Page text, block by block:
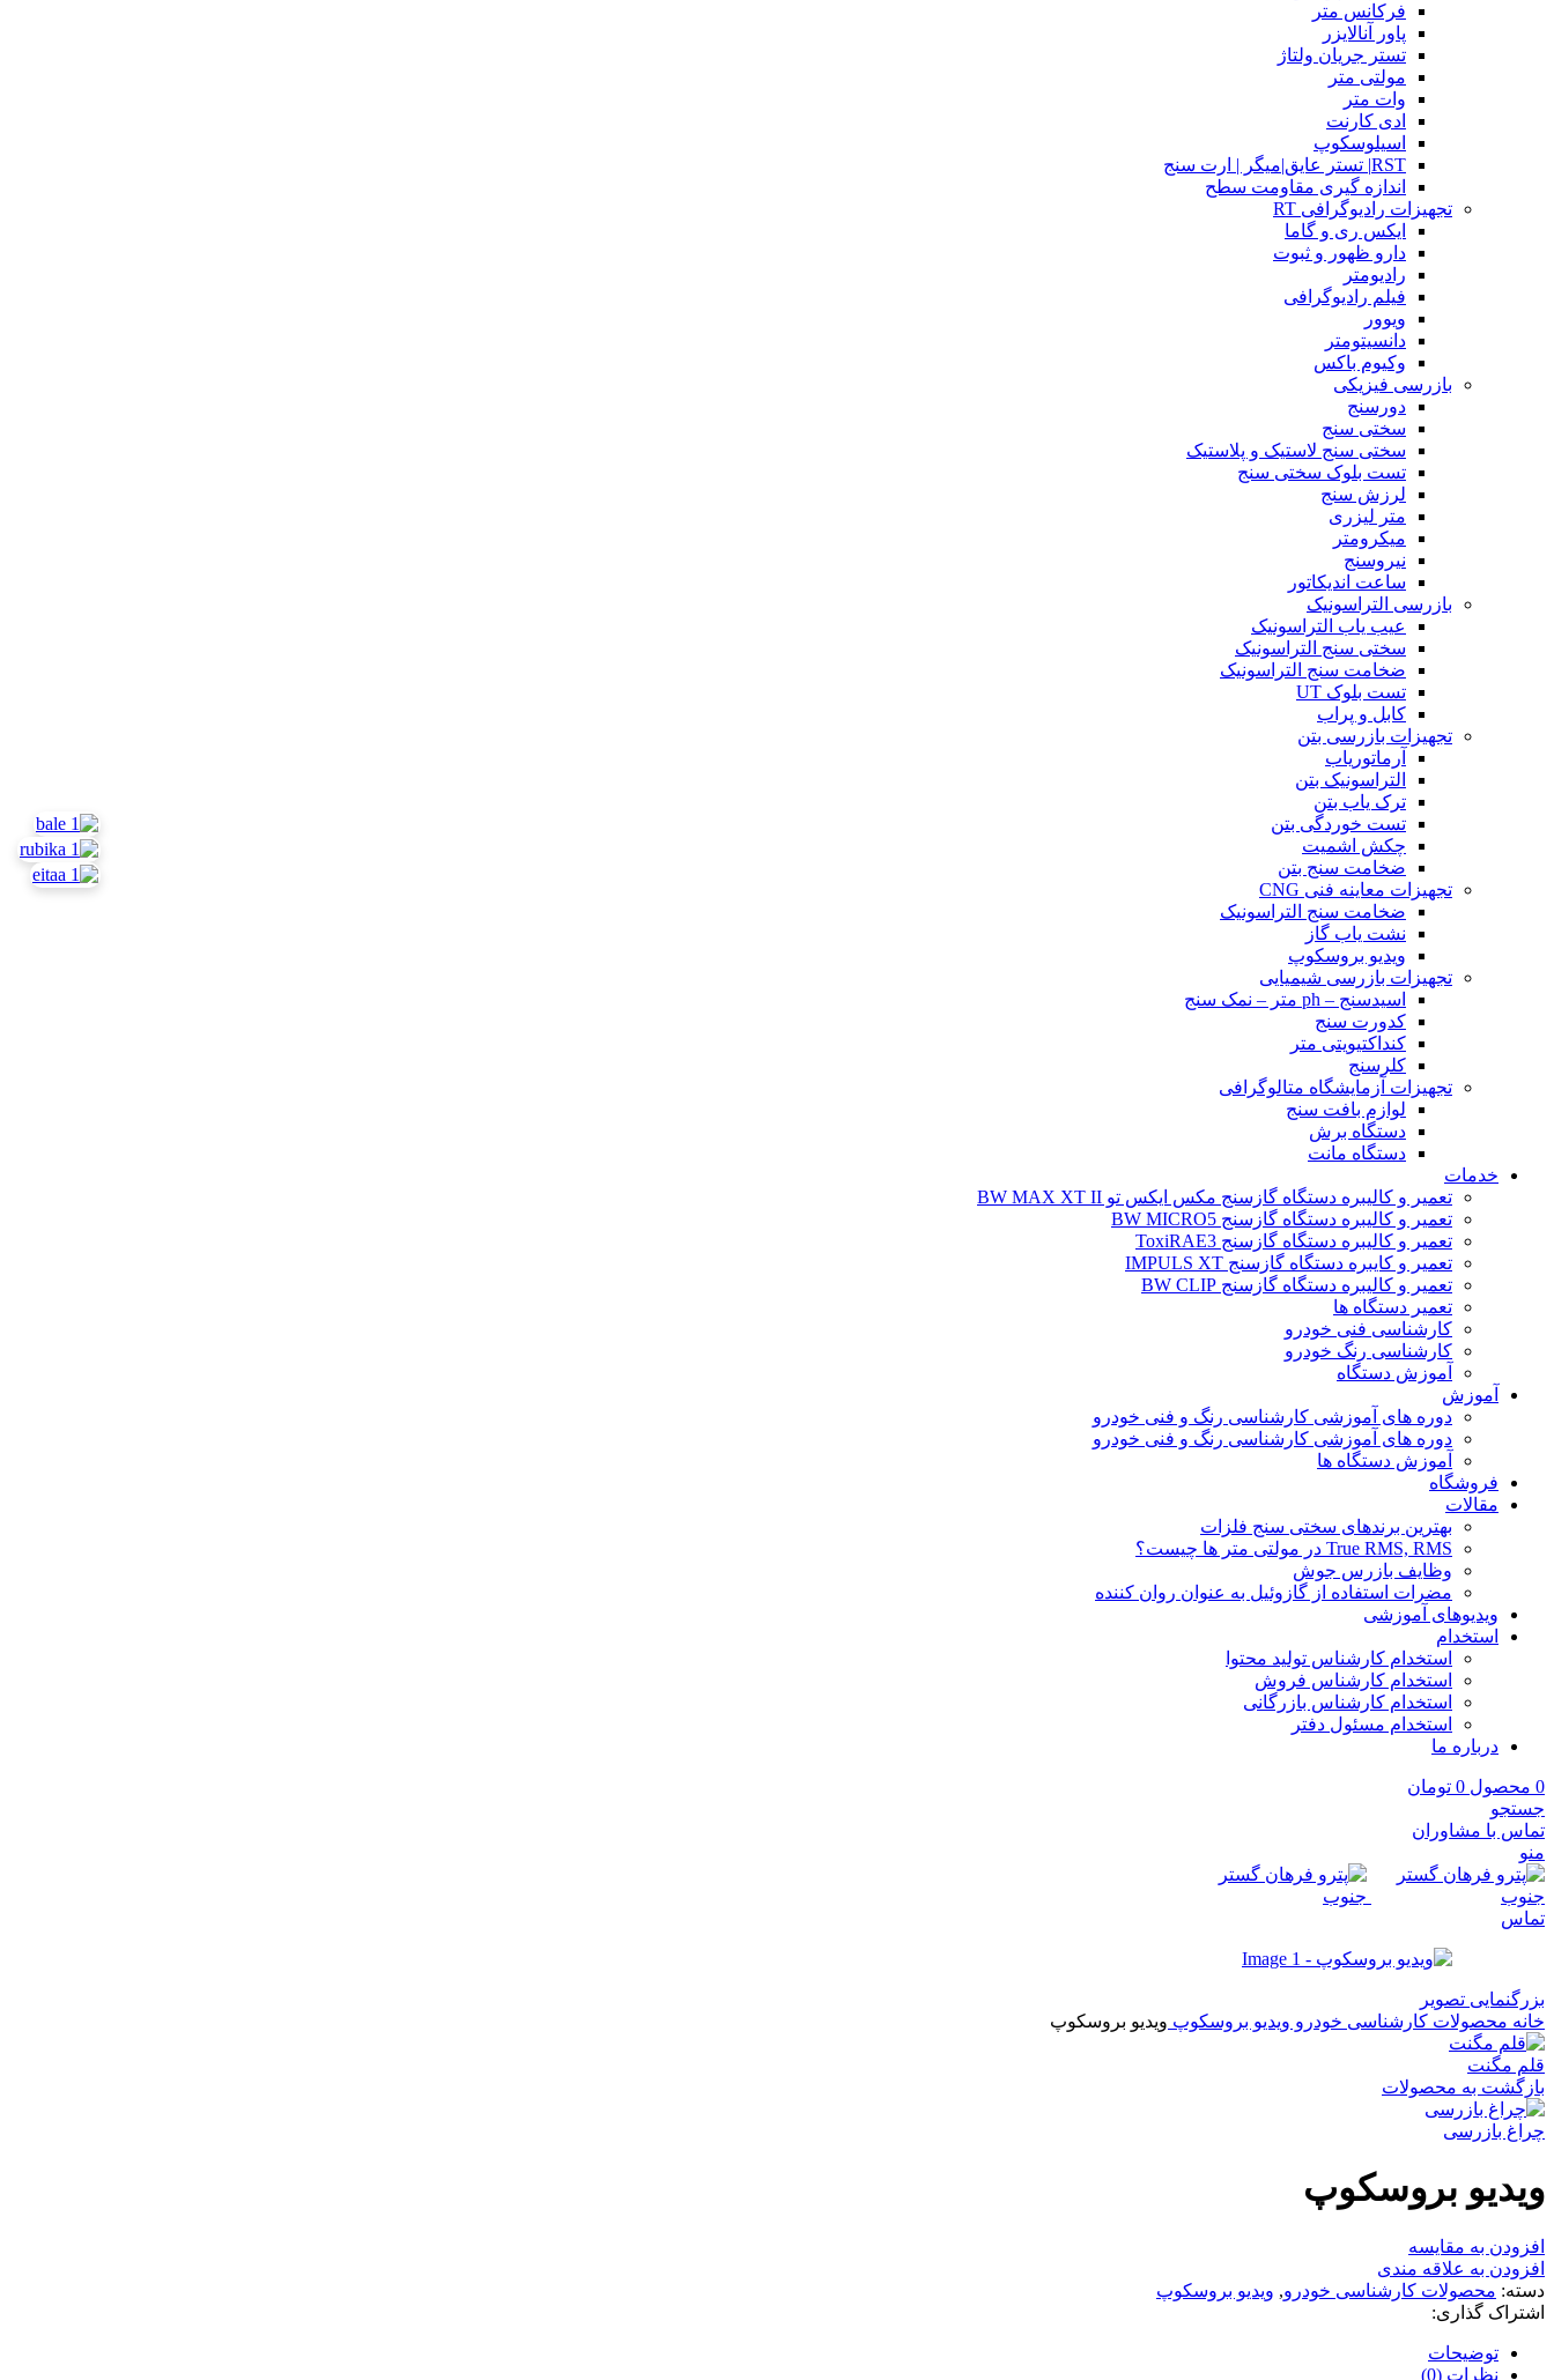
فرکانس متر
پاور آنالایزر
تستر جریان ولتاژ
مولتی متر
وات متر
ادی کارنت
اسیلوسکوپ
RST| تستر عایق|میگر | ارت سنج
اندازه گیری مقاومت سطح
تجهیزات رادیوگرافی RT
ایکس ری و گاما
دارو ظهور و ثبوت
رادیومتر
فیلم رادیوگرافی
ویوور
دانسیتومتر
وکیوم باکس
بازرسی فیزیکی
دورسنج
سختی سنج
سختی سنج لاستیک و پلاستیک
تست بلوک سختی سنج
لرزش سنج
متر لیزری
میکرومتر
نیروسنج
ساعت اندیکاتور
بازرسی التراسونیک
عیب یاب التراسونیک
سختی سنج التراسونیک
ضخامت سنج التراسونیک
تست بلوک UT
کابل و پراب
تجهیزات بازرسی بتن
آرماتوریاب
التراسونیک بتن
ترک یاب بتن
تست خوردگی بتن
چکش اشمیت
ضخامت سنج بتن
تجهیزات معاینه فنی CNG
ضخامت سنج التراسونیک
نشت یاب گاز
ویدیو بروسکوپ
تجهیزات بازرسی شیمیایی
اسیدسنج – ph متر – نمک سنج
کدورت سنج
کنداکتیویتی متر
کلرسنج
تجهیزات آزمایشگاه متالوگرافی
لوازم بافت سنج
دستگاه برش
دستگاه مانت
خدمات
تعمیر و کالیبره دستگاه گازسنج مکس ایکس تو BW MAX XT II
تعمیر و کالیبره دستگاه گازسنج BW MICRO5
تعمیر و کالیبره دستگاه گازسنج ToxiRAE3
تعمیر و کایبره دستگاه گازسنج IMPULS XT
تعمیر و کالیبره دستگاه گازسنج BW CLIP
تعمیر دستگاه ها
کارشناسی فنی خودرو
کارشناسی رنگ خودرو
آموزش دستگاه
آموزش
دوره های آموزشی کارشناسی رنگ و فنی خودرو
دوره های آموزشی کارشناسی رنگ و فنی خودرو
آموزش دستگاه ها
فروشگاه
مقالات
بهترین برندهای سختی سنج فلزات
True RMS, RMS در مولتی متر ها چیست؟
وظایف بازرس جوش
مضرات استفاده از گازوئیل به عنوان روان کننده
ویدیوهای آموزشی
استخدام
استخدام کارشناس تولید محتوا
استخدام کارشناس فروش
استخدام کارشناس بازرگانی
استخدام مسئول دفتر
درباره ما
0 محصول 0 تومان
جستجو
تماس با مشاوران
منو
تماس
بزرگنمایی تصویر
خانه محصولات کارشناسی خودرو ویدیو بروسکوپ ویدیو بروسکوپ
قلم مگنت
بازگشت به محصولات
چراغ بازرسی
ویدیو بروسکوپ
افزودن به مقایسه
افزودن به علاقه مندی
دسته: محصولات کارشناسی خودرو, ویدیو بروسکوپ
اشتراک گذاری:
توضیحات
نظرات (0)